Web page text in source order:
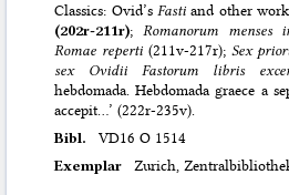
Classics: Ovid’s Fastiand other
(202r-211r); Romanorum menses
Romae reperti (211v-217r); Sex
sex Ovidii Fastorum libris
hebdomada. Hebdomada graece a
accepit…’ (222r-235v).
Bibl.VD16 O 1514
Exemplar Zurich,